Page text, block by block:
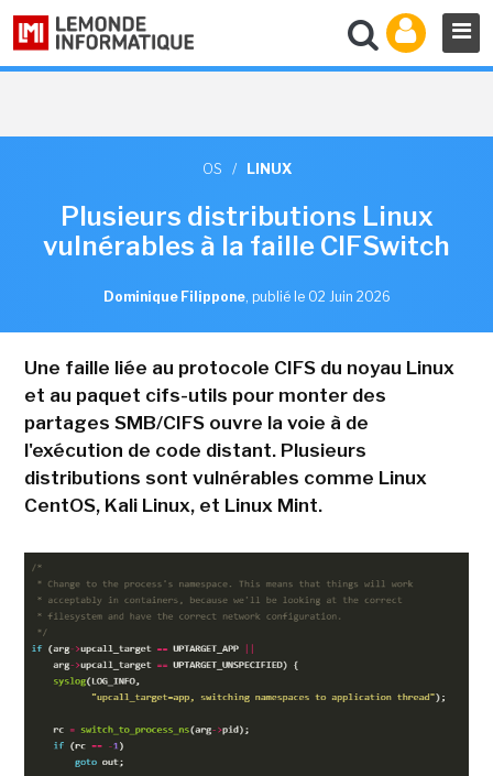
OS / LINUX
Plusieurs distributions Linux
vulnérables à la faille CIFSwitch
Dominique Filippone, publié le 02 Juin 2026
Une faille liée au protocole CIFS du noyau Linux
et au paquet cifs-utils pour monter des
partages SMB/CIFS ouvre la voie à de
l'exécution de code distant. Plusieurs
distributions sont vulnérables comme Linux
CentOS, Kali Linux, et Linux Mint.